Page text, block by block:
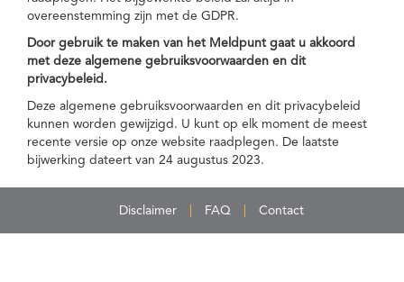
overeenstemming zijn met de GDPR.
Door gebruik te maken van het Meldpunt gaat u akkoord
met deze algemene gebruiksvoorwaarden en dit
privacybeleid.
Deze algemene gebruiksvoorwaarden en dit privacybeleid
kunnen worden gewijzigd. U kunt op elk moment de meest
recente versie op onze website raadplegen. De laatste
bijwerking dateert van 24 augustus 2023.
Disclaimer FAQ Contact